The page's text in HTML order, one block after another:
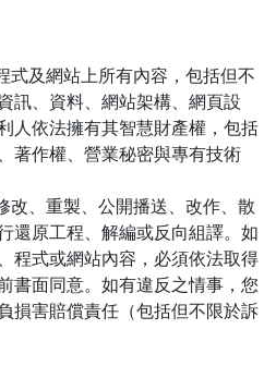
式及網站上所有內容，包括但不
訊、資料、網站架構、網頁設
人依法擁有其智慧財產權，包括
著作權、營業秘密與專有技術
改、重製、公開播送、改作、散
還原工程、解編或反向組譯。如
程式或網站內容，必須依法取得
書面同意。如有違反之情事，您
損害賠償責任（包括但不限於訴